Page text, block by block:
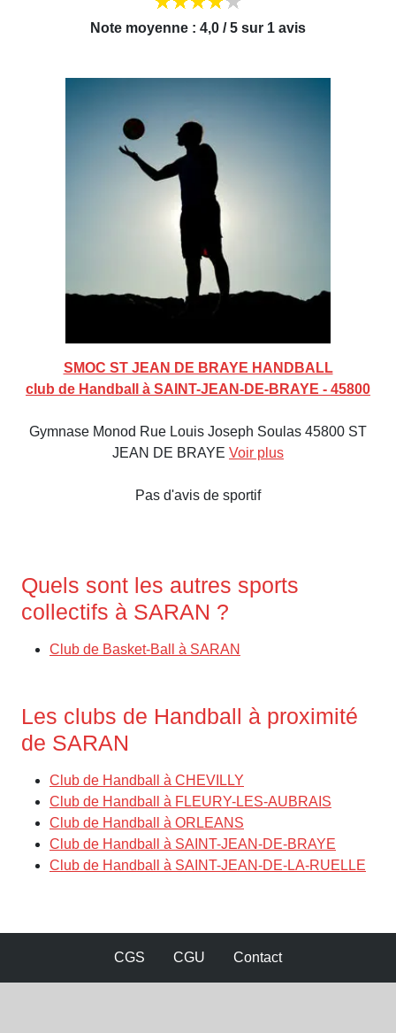
Note moyenne : 4,0 / 5 sur 1 avis
SMOC ST JEAN DE BRAYE HANDBALL
club de Handball à SAINT-JEAN-DE-BRAYE - 45800
Gymnase Monod Rue Louis Joseph Soulas 45800 ST
JEAN DE BRAYE Voir plus
Pas d'avis de sportif
Quels sont les autres sports
collectifs à SARAN ?
Club de Basket-Ball à SARAN
Les clubs de Handball à proximité
de SARAN
Club de Handball à CHEVILLY
Club de Handball à FLEURY-LES-AUBRAIS
Club de Handball à ORLEANS
Club de Handball à SAINT-JEAN-DE-BRAYE
Club de Handball à SAINT-JEAN-DE-LA-RUELLE
CGS CGU Contact